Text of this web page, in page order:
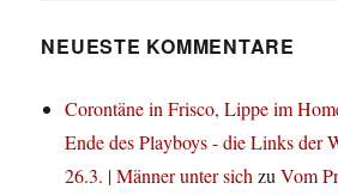
NEUESTE KOMMENTARE
Corontäne in Frisco, Lippe im
Ende des Playboys - die Links der
26.3. | Männer unter sichzuVom